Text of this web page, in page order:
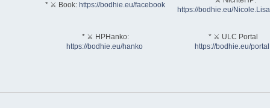
* ⚔ Book: https://bodhie.eu/facebook
https://bodhie.eu/
* ⚔ HPHanko:
https://bodhie.eu/hanko
* ⚔ ULC Portal
https://bodhie.eu/portal